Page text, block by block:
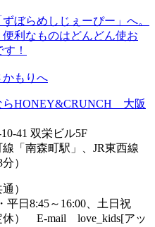
ぼらめしじぇーぴー」へ。
利なものはどんどん使お
！
かもりへ
らHONEY&CRUNCH 大阪
41 双栄ビル5F
「南森町駅」、JR東西線
）
）
平日8:45～16:00、土日祝
休） E-mail love_kids[アッ